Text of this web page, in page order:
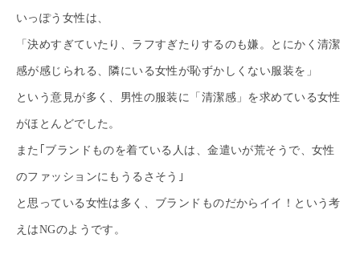
いっぽう女性は、
「決めすぎていたり、ラフすぎたりするのも嫌。とにかく清潔
感が感じられる、隣にいる女性が恥ずかしくない服装を」
という意見が多く、男性の服装に「清潔感」を求めている女性
がほとんどでした。
また｢ブランドものを着ている人は、金遣いが荒そうで、女性
のファッションにもうるさそう｣
と思っている女性は多く、ブランドものだからイイ！という考
えはNGのようです。